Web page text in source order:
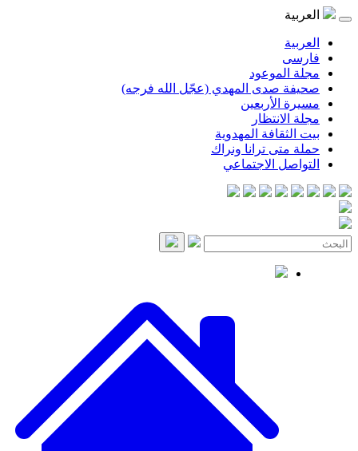
العربية
العربية
فارسی
مجلة الموعود
صحيفة صدى المهدي (عجّل الله فرجه)
مسيرة الأربعين
مجلة الانتظار
بيت الثقافة المهدوية
حملة متى ترانا ونراك
التواصل الاجتماعي